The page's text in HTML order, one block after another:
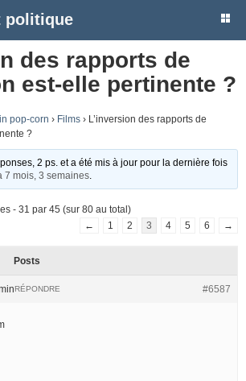
politique
des rapports de
est-elle pertinente ?
pop-corn › Films › L’inversion des rapports de
?
2 ps. et a été mis à jour pour la dernière fois
7 mois, 3 semaines
- 31 par 45 (sur 80 au total)
←
1 2 3 4 5 6 →
Posts
#6587
RÉPONDRE